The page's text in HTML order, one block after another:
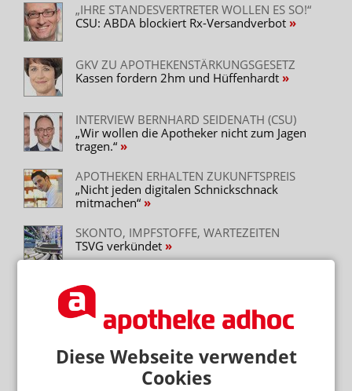
Diese Webseite verwendet
Cookies
„IHRE STANDESVERTRETER WOLLEN ES SO!“
CSU: ABDA blockiert Rx-Versandverbot
GKV ZU APOTHEKENSTÄRKUNGSGESETZ
Kassen fordern 2hm und Hüffenhardt
INTERVIEW BERNHARD SEIDENATH (CSU)
„Wir wollen die Apotheker nicht zum Jagen
tragen.“
APOTHEKEN ERHALTEN ZUKUNFTSPREIS
„Nicht jeden digitalen Schnickschnack
mitmachen“
SKONTO, IMPFSTOFFE, WARTEZEITEN
TSVG verkündet
RX-VERSANDVERBOT
Apotheker Schmidt: Die CDU müsste Spahn
rauswerfen
Candesartan-Rückruf: Keine Verunreinigung